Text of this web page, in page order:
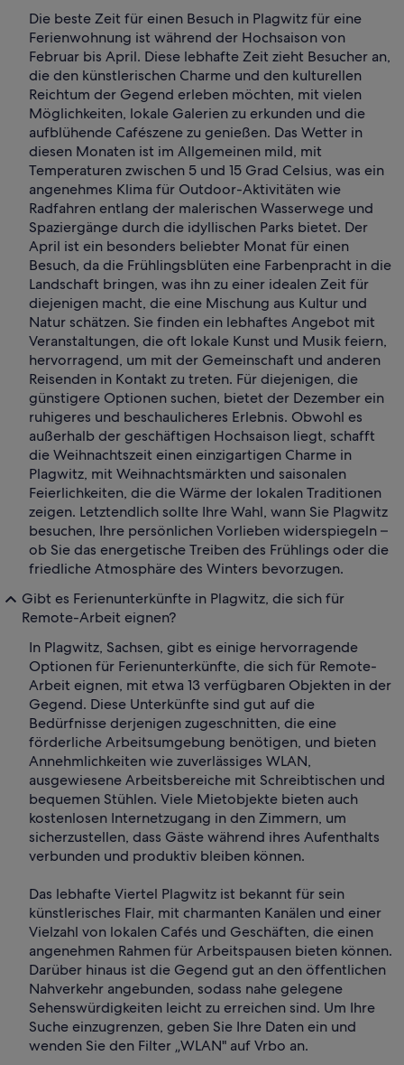
Die beste Zeit für einen Besuch in Plagwitz für eine
Ferienwohnung ist während der Hochsaison von
Februar bis April. Diese lebhafte Zeit zieht Besucher an,
die den künstlerischen Charme und den kulturellen
Reichtum der Gegend erleben möchten, mit vielen
Möglichkeiten, lokale Galerien zu erkunden und die
aufblühende Cafészene zu genießen. Das Wetter in
diesen Monaten ist im Allgemeinen mild, mit
Temperaturen zwischen 5 und 15 Grad Celsius, was ein
angenehmes Klima für Outdoor-Aktivitäten wie
Radfahren entlang der malerischen Wasserwege und
Spaziergänge durch die idyllischen Parks bietet. Der
April ist ein besonders beliebter Monat für einen
Besuch, da die Frühlingsblüten eine Farbenpracht in die
Landschaft bringen, was ihn zu einer idealen Zeit für
diejenigen macht, die eine Mischung aus Kultur und
Natur schätzen. Sie finden ein lebhaftes Angebot mit
Veranstaltungen, die oft lokale Kunst und Musik feiern,
hervorragend, um mit der Gemeinschaft und anderen
Reisenden in Kontakt zu treten. Für diejenigen, die
günstigere Optionen suchen, bietet der Dezember ein
ruhigeres und beschaulicheres Erlebnis. Obwohl es
außerhalb der geschäftigen Hochsaison liegt, schafft
die Weihnachtszeit einen einzigartigen Charme in
Plagwitz, mit Weihnachtsmärkten und saisonalen
Feierlichkeiten, die die Wärme der lokalen Traditionen
zeigen. Letztendlich sollte Ihre Wahl, wann Sie Plagwitz
besuchen, Ihre persönlichen Vorlieben widerspiegeln –
ob Sie das energetische Treiben des Frühlings oder die
friedliche Atmosphäre des Winters bevorzugen.
Gibt es Ferienunterkünfte in Plagwitz, die sich für
Remote-Arbeit eignen?
In Plagwitz, Sachsen, gibt es einige hervorragende
Optionen für Ferienunterkünfte, die sich für Remote-
Arbeit eignen, mit etwa 13 verfügbaren Objekten in der
Gegend. Diese Unterkünfte sind gut auf die
Bedürfnisse derjenigen zugeschnitten, die eine
förderliche Arbeitsumgebung benötigen, und bieten
Annehmlichkeiten wie zuverlässiges WLAN,
ausgewiesene Arbeitsbereiche mit Schreibtischen und
bequemen Stühlen. Viele Mietobjekte bieten auch
kostenlosen Internetzugang in den Zimmern, um
sicherzustellen, dass Gäste während ihres Aufenthalts
verbunden und produktiv bleiben können.
Das lebhafte Viertel Plagwitz ist bekannt für sein
künstlerisches Flair, mit charmanten Kanälen und einer
Vielzahl von lokalen Cafés und Geschäften, die einen
angenehmen Rahmen für Arbeitspausen bieten können.
Darüber hinaus ist die Gegend gut an den öffentlichen
Nahverkehr angebunden, sodass nahe gelegene
Sehenswürdigkeiten leicht zu erreichen sind. Um Ihre
Suche einzugrenzen, geben Sie Ihre Daten ein und
wenden Sie den Filter „WLAN" auf Vrbo an.